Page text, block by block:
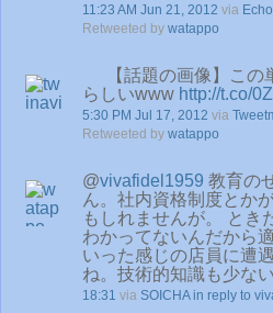
11:23 AM Jun 21, 2012 via
Retweeted by watappo
【話題の画像】こ
らしいwww http://t.co/
5:30 PM Jul 17, 2012 via
Retweeted by watappo
@vivafidel1959 教育の
ん。社内資格制度とか
もしれませんが。 とき
わかってないんだから
いった感じの店員に遭
ね。技術的知識も少な
18:31 via SOICHA in reply to